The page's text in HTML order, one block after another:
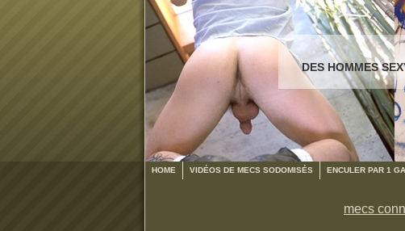
DES HOMMES
HOME VIDÉOS DE MECS SODOMISÉS ENCULER PAR 1
mecs